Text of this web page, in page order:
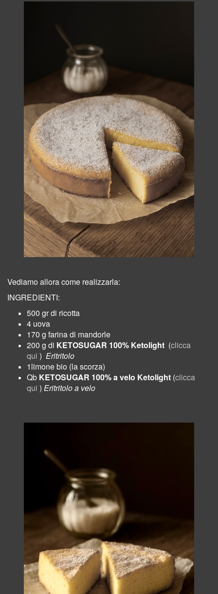
Vediamo allora come realizzarla:
INGREDIENTI:
500 gr di ricotta
4 uova
170 g farina di mandorle
200 g di KETOSUGAR 100% Ketolight (clicca
qui ) Eritritolo
1limone bio (la scorza)
Qb KETOSUGAR 100% a velo Ketolight (clicca
qui ) Eritritolo a velo